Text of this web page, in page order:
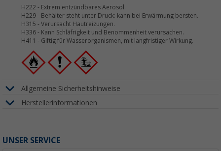
H222 - Extrem entzündbares Aerosol.
H229 - Behälter steht unter Druck: kann bei Erwärmung bersten.
H315 - Verursacht Hautreizungen.
H336 - Kann Schläfrigkeit und Benommenheit verursachen.
H411 - Giftig für Wasserorganismen, mit langfristiger Wirkung.
Allgemeine Sicherheitshinweise
Herstellerinformationen
UNSER SERVICE